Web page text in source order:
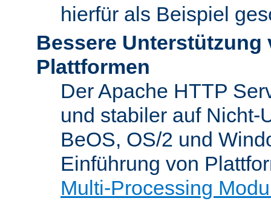
hierfür als Beispiel
Bessere Unterstützung
Plattformen
Der Apache HTTP
und stabiler auf Nicht-
BeOS, OS/2 und
Einführung von
Multi-Processing